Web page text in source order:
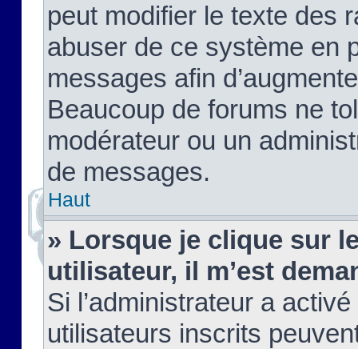
peut modifier le texte des
abuser de ce système en
messages afin
Beaucoup de forums ne
modérateur ou un
de messages.
Haut
» Lorsque je clique sur
utilisateur, il m’est
Si l’administrateur a
utilisateurs inscrits